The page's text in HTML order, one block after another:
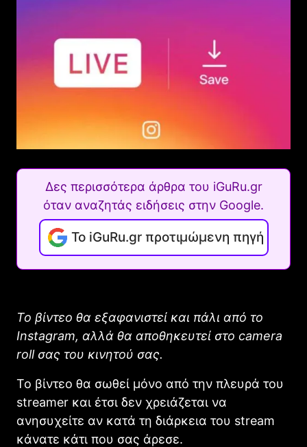
Δες περισσότερα άρθρα του iGuRu.gr
όταν αναζητάς ειδήσεις στην Google.
Το iGuRu.gr προτιμώμενη πηγή
Το βίντεο θα εξαφανιστεί και πάλι από το
Instagram, αλλά θα αποθηκευτεί στο camera
roll σας του κινητού σας.
Το βίντεο θα σωθεί μόνο από την πλευρά του
streamer και έτσι δεν χρειάζεται να
ανησυχείτε αν κατά τη διάρκεια του stream
κάνατε κάτι που σας άρεσε.